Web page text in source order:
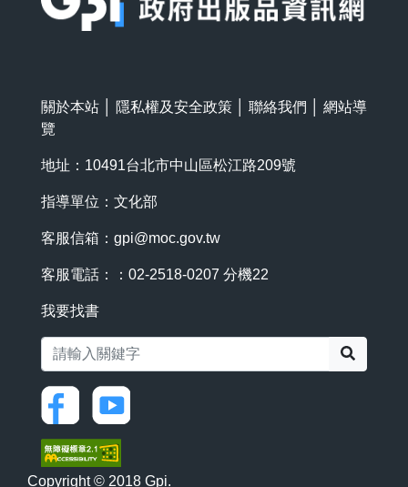
關於本站 隱私權及安全政策 聯絡我們
網站導
覽
地址：10491台北市中山區松江路209號
指導單位：文化部
客服信箱： gpi@moc.gov.tw
客服電話：：02-2518-0207 分機22
我要找書
Copyright © 2018 Gpi.